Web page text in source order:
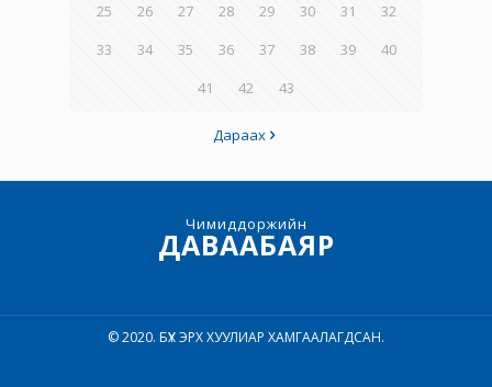
25
26 27 28 29 30 31
32
33
34 35 36 37 38 39
40
41
42 43
Дараах
Чимиддоржийн
ДАВААБАЯР
© 2020. БҮХ ЭРХ ХУУЛИАР ХАМГААЛАГДСАН.